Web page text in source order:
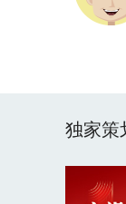
独家策